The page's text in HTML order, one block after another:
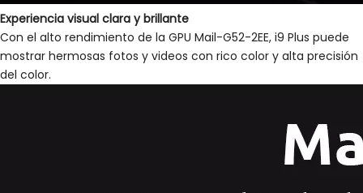
Experiencia visual clara y brillante
Con el alto rendimiento de la GPU Mail-G52-2EE, i9 Plus puede
mostrar hermosas fotos y videos con rico color y alta precisión
del color.